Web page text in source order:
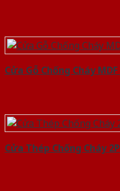
Cửa Gỗ Chống Cháy
Cửa Thép Chống Cháy